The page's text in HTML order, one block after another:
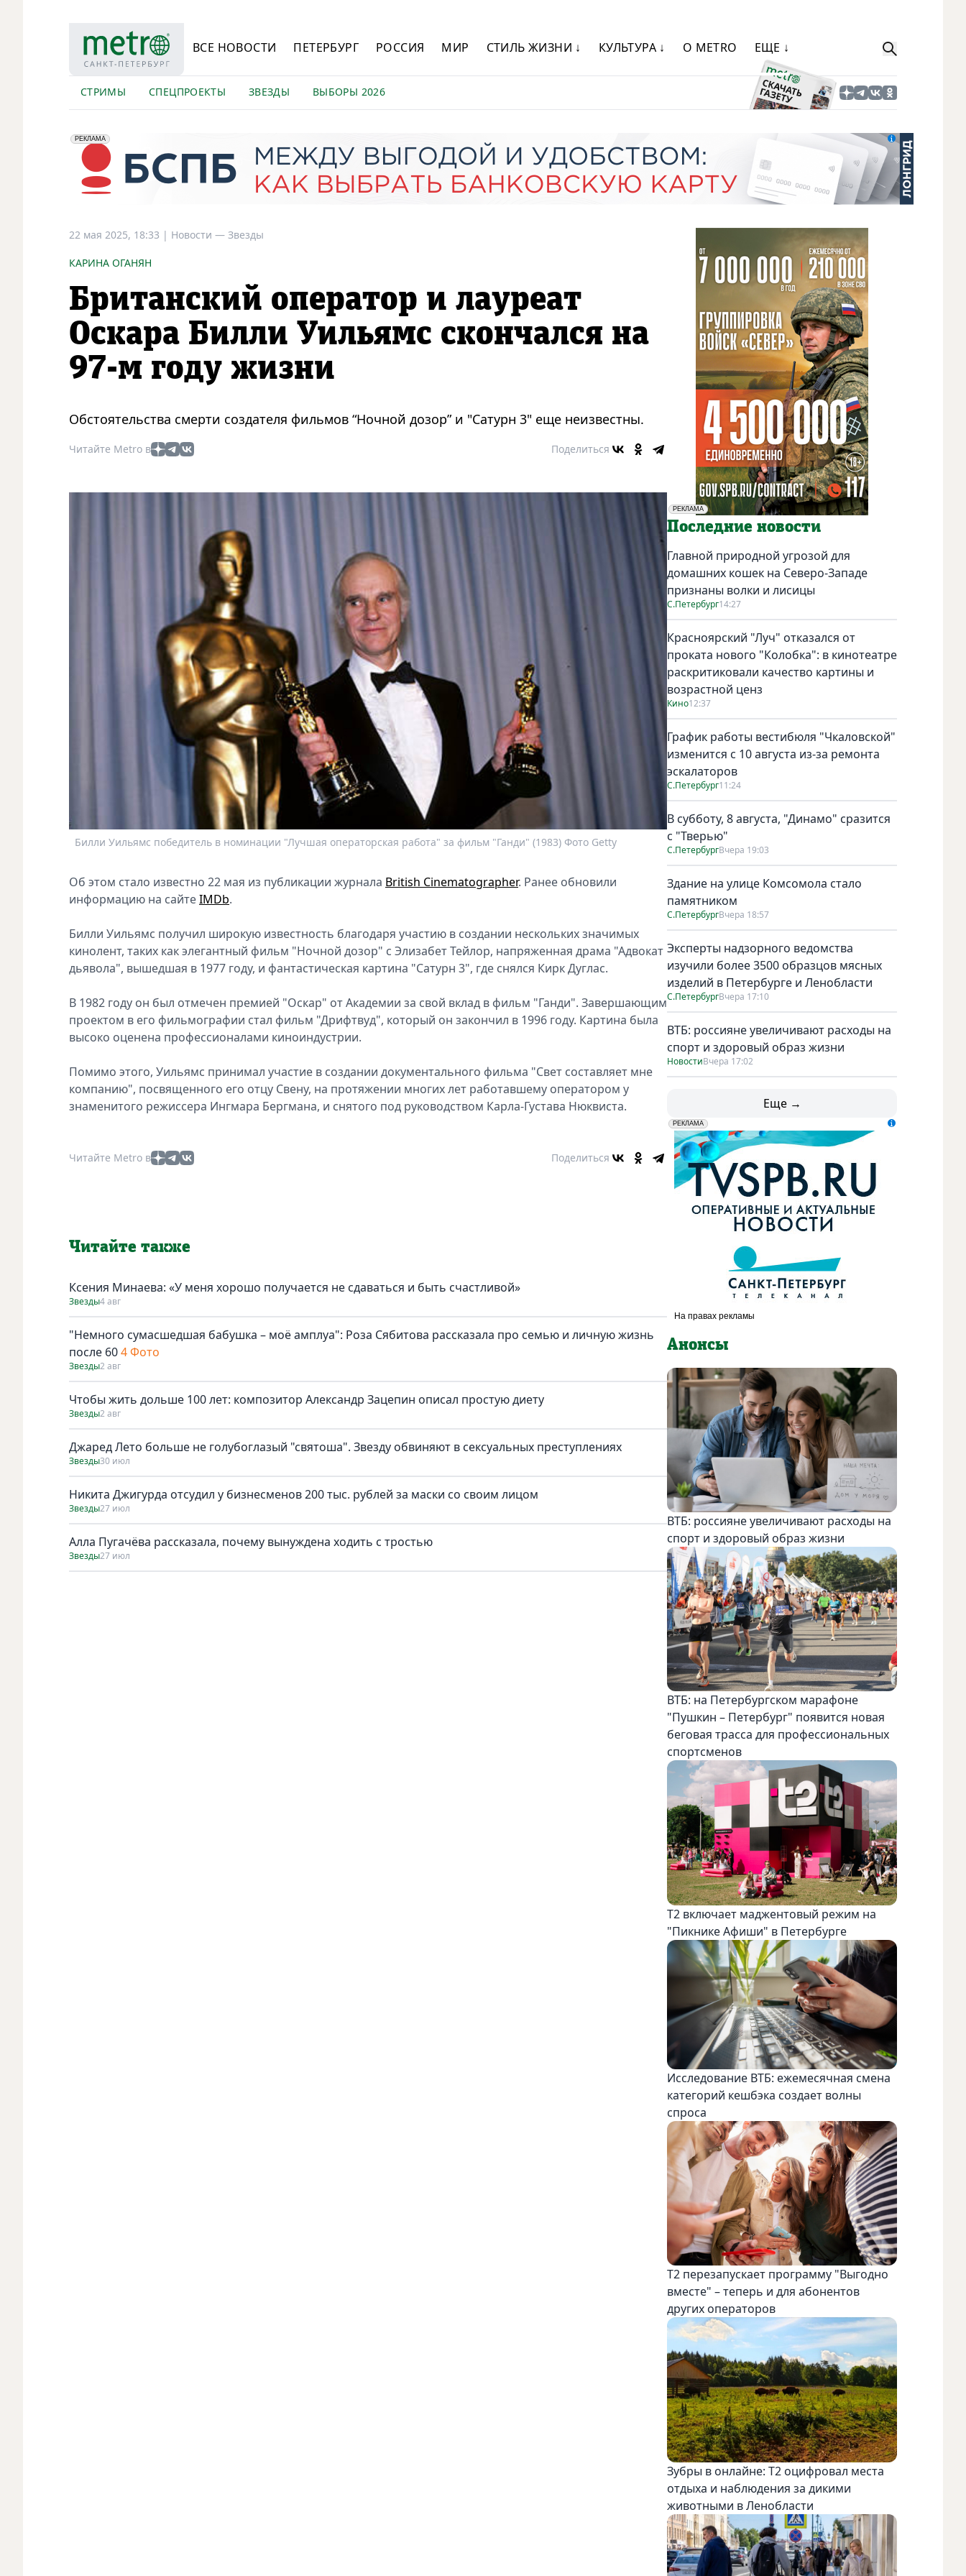
ВСЕ НОВОСТИ ПЕТЕРБУРГ РОССИЯ МИР СТИЛЬ ЖИЗНИ ↓ КУЛЬТУРА ↓ О METRO ЕЩЕ ↓
СТРИМЫ СПЕЦПРОЕКТЫ ЗВЕЗДЫ ВЫБОРЫ 2026
erid: 2VfnxyFybV5
РЕКЛАМА
ПАО "Банк "Санкт-Петербург", ИНН: 7831000027
22 мая 2025, 18:33 | Новости — Звезды
КАРИНА ОГАНЯН
Британский оператор и лауреат
Оскара Билли Уильямс скончался на
97-м году жизни
Обстоятельства смерти создателя фильмов “Ночной дозор” и "Сатурн 3" еще неизвестны.
Читайте Metro в Поделиться
Билли Уильямс победитель в номинации "Лучшая операторская работа" за фильм "Ганди" (1983) Фото Getty
Об этом стало известно 22 мая из публикации журнала British Cinematographer. Ранее обновили
информацию на сайтеIMDb.
Билли Уильямс получил широкую известность благодаря участию в создании нескольких значимых
кинолент, таких как элегантный фильм "Ночной дозор" с Элизабет Тейлор, напряженная драма "Адвокат
дьявола", вышедшая в 1977 году, и фантастическая картина "Сатурн 3", где снялся Кирк Дуглас.
В 1982 году он был отмечен премией "Оскар" от Академии за свой вклад в фильм "Ганди". Завершающим
проектом в его фильмографии стал фильм "Дрифтвуд", который он закончил в 1996 году. Картина была
высоко оценена профессионалами киноиндустрии.
Помимо этого, Уильямс принимал участие в создании документального фильма "Свет составляет мне
компанию", посвященного его отцу Свену, на протяжении многих лет работавшему оператором у
знаменитого режиссера Ингмара Бергмана, и снятого под руководством Карла-Густава Нюквиста.
Читайте Metro в Поделиться
Читайте также
Ксения Минаева: «У меня хорошо получается не сдаваться и быть счастливой»
Звезды4 авг
"Немного сумасшедшая бабушка – моё амплуа": Роза Сябитова рассказала про семью и личную жизнь
после 604 Фото
Звезды2 авг
Чтобы жить дольше 100 лет: композитор Александр Зацепин описал простую диету
Звезды2 авг
Джаред Лето больше не голубоглазый "святоша". Звезду обвиняют в сексуальных преступлениях
Звезды30 июл
Никита Джигурда отсудил у бизнесменов 200 тыс. рублей за маски со своим лицом
Звезды27 июл
Алла Пугачёва рассказала, почему вынуждена ходить с тростью
Звезды27 июл
РЕКЛАМА
Социальная реклама
Последние новости
Главной природной угрозой для
домашних кошек на Северо-Западе
признаны волки и лисицы
С.Петербург14:27
Красноярский "Луч" отказался от
проката нового "Колобка": в кинотеатре
раскритиковали качество картины и
возрастной ценз
Кино12:37
График работы вестибюля "Чкаловской"
изменится с 10 августа из-за ремонта
эскалаторов
С.Петербург11:24
В субботу, 8 августа, "Динамо" сразится
с "Тверью"
С.ПетербургВчера 19:03
Здание на улице Комсомола стало
памятником
С.ПетербургВчера 18:57
Эксперты надзорного ведомства
изучили более 3500 образцов мясных
изделий в Петербурге и Ленобласти
С.ПетербургВчера 17:10
ВТБ: россияне увеличивают расходы на
спорт и здоровый образ жизни
НовостиВчера 17:02
Еще →
erid: LdtCK5udn
РЕКЛАМА
АО "ГАТР", ИНН: 7841320717
Анонсы
ВТБ: россияне увеличивают расходы на
спорт и здоровый образ жизни
ВТБ: на Петербургском марафоне
"Пушкин – Петербург" появится новая
беговая трасса для профессиональных
спортсменов
Т2 включает маджентовый режим на
"Пикнике Афиши" в Петербурге
Исследование ВТБ: ежемесячная смена
категорий кешбэка создает волны
спроса
Т2 перезапускает программу "Выгодно
вместе" – теперь и для абонентов
других операторов
Зубры в онлайне: Т2 оцифровал места
отдыха и наблюдения за дикими
животными в Ленобласти